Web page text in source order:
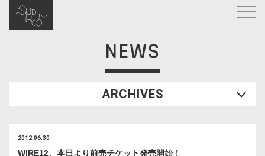
NEWS
ARCHIVES
2012.06.30
WIRE12、本日より前売チケット発売開始！